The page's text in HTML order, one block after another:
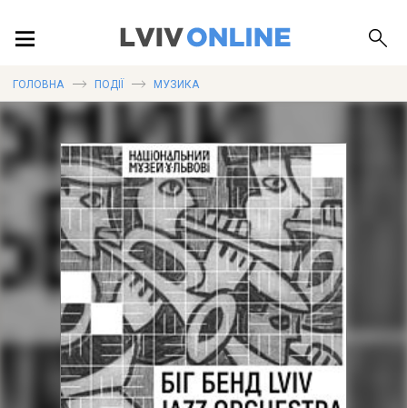
ЛОКАЦІЇ
ПУБЛІКАЦІЇ
ДОВІДКА
ГОЛОВНА ПОДІЇ МУЗИКА